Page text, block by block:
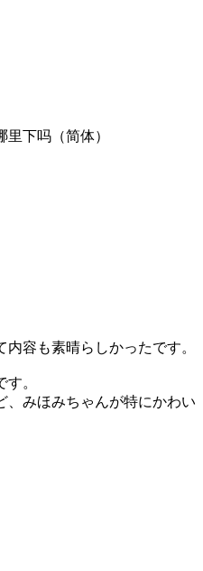
下吗（简体）
容も素晴らしかったです。
。
、みほみちゃんが特にかわい